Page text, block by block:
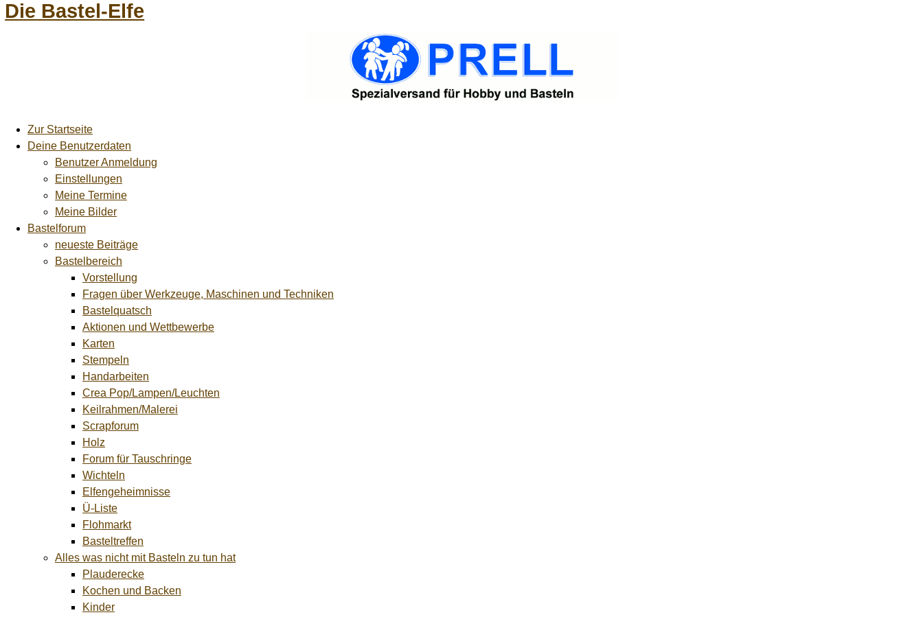
Die Bastel-Elfe
Zur Startseite
Deine Benutzerdaten
Benutzer Anmeldung
Einstellungen
Meine Termine
Meine Bilder
Bastelforum
neueste Beiträge
Bastelbereich
Vorstellung
Fragen über Werkzeuge, Maschinen und Techniken
Bastelquatsch
Aktionen und Wettbewerbe
Karten
Stempeln
Handarbeiten
Crea Pop/Lampen/Leuchten
Keilrahmen/Malerei
Scrapforum
Holz
Forum für Tauschringe
Wichteln
Elfengeheimnisse
Ü-Liste
Flohmarkt
Basteltreffen
Alles was nicht mit Basteln zu tun hat
Plauderecke
Kochen und Backen
Kinder